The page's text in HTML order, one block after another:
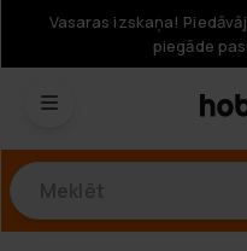
Vasaras izskaņa!
piegāde